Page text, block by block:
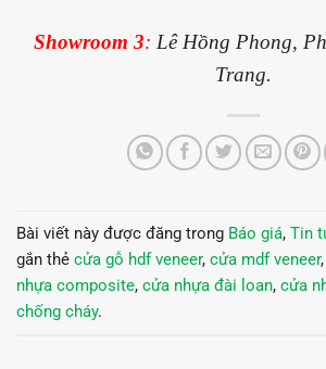
Showroom 3: Lê Hồng Phong,
Trang.
Bài viết này được đăng trong Báo giá, Tin
gắn thẻ cửa gỗ hdf veneer, cửa mdf veneer,
nhựa composite, cửa nhựa đài loan, cửa
chống cháy.